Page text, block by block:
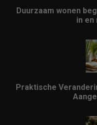
Duurzaam wonen
in en
Praktische